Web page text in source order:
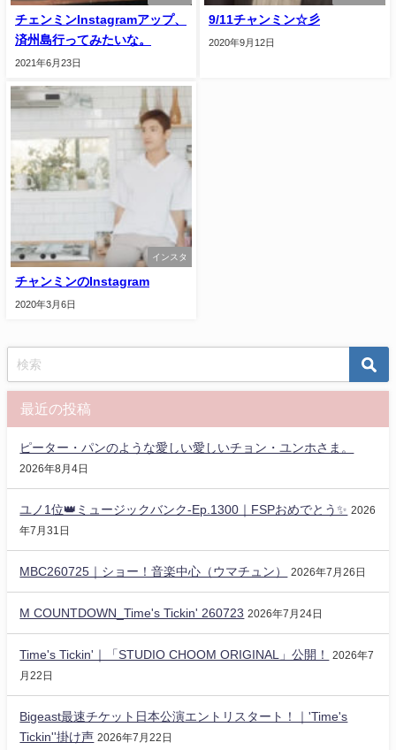
チェンミンInstagramアップ、
済州島行ってみたいな。
2021年6月23日
9/11チャンミン☆彡
2020年9月12日
インスタ
チャンミンのInstagram
2020年3月6日
最近の投稿
ピーター・パンのような愛しい愛しいチョン・ユンホさま。
2026年8月4日
ユノ1位👑ミュージックバンク-Ep.1300｜FSPおめでとう✨️ 2026
年7月31日
MBC260725｜ショー！音楽中心（ウマチュン） 2026年7月26日
M COUNTDOWN_Time's Tickin' 260723 2026年7月24日
Time's Tickin'｜「STUDIO CHOOM ORIGINAL」公開！
2026年7
月22日
Bigeast最速チケット日本公演エントリスタート！｜'Time's
Tickin''掛け声 2026年7月22日